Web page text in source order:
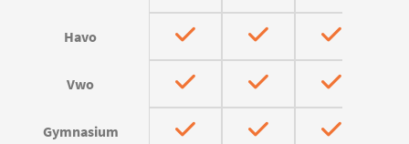
Havo
Vwo
Gymnasium